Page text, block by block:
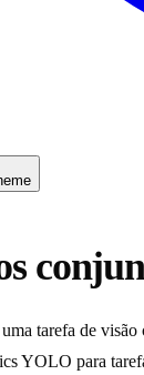
uma tarefa de
YOLO para